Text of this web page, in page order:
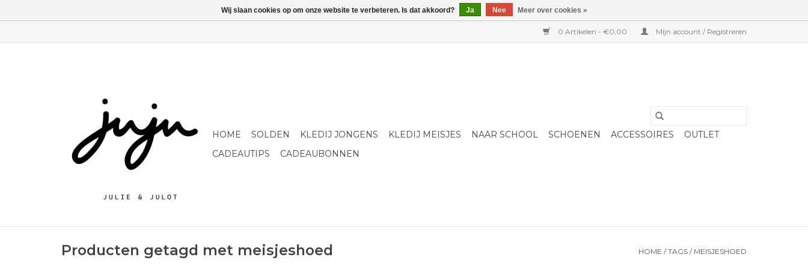
0 Artikelen - €0,00 Mijn account / Registreren
HOME SOLDEN KLEDIJ JONGENS KLEDIJ MEISJES NAAR SCHOOL SCHOENEN ACCESSOIRES
OUTLET
CADEAUTIPS
CADEAUBONNEN
Producten getagd met meisjeshoed HOME /TAGS / MEISJESHOED
Wij slaan cookies op om onze website te verbeteren. Is dat akkoord? Ja Nee Meer over cookies »